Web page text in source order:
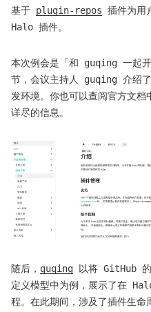
基于 plugin-repos 插件为用
Halo 插件。
本次例会是「和 guqing 一起
节，会议主持人 guqing 介绍
发环境。你也可以查阅官方文档
详尽的信息。
随后， guqing 以将 GitHub
定义模型中为例，展示了在
程。在此期间，涉及了插件生命